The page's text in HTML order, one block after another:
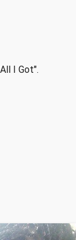
I Got".